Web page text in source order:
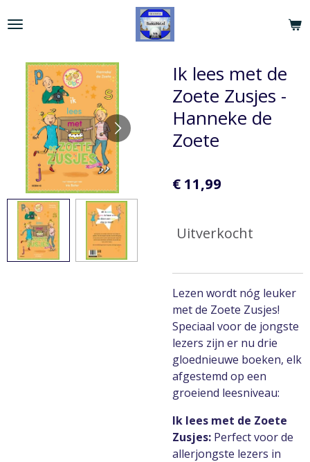
direct
hoofdinhoud
Ik lees met de
Zoete Zusjes -
Hanneke de
Zoete
€ 11,99
Uitverkocht
Lezen wordt nóg leuker
met de Zoete Zusjes!
Speciaal voor de jongste
lezers zijn er nu drie
gloednieuwe boeken, elk
afgestemd op een
groeiend leesniveau:
Ik lees met de Zoete
Zusjes: Perfect voor de
allerjongste lezers in